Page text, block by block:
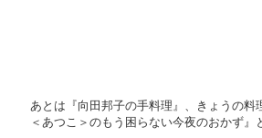
あとは『向田邦子の手料理』、きょうの料
＜あつこ＞のもう困らない今夜のおかず』